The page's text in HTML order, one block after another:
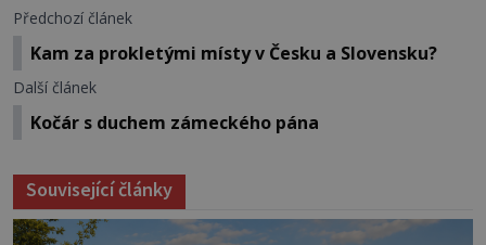
Předchozí článek
Kam za prokletými místy v Česku a Slovensku?
Další článek
Kočár s duchem zámeckého pána
Související články